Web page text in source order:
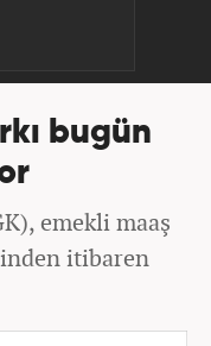
bugün
emekli maaş
itibaren